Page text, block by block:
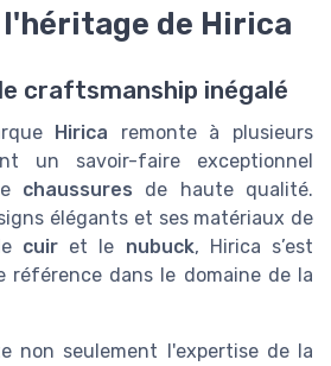
de Hirica
craftsmanship inégalé
Hirica remonte à plusieurs
un savoir-faire exceptionnel
chaussures de haute qualité.
élégants et ses matériaux de
cuiret le nubuck, Hirica s’est
référence dans le domaine de la
non seulement l'expertise de la